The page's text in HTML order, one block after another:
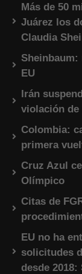
Más de 50
Juárez los
Claudia
EU
Irán
violación
Colombia:
primera
Cruz Azul
Olímpico
Citas de
EU no ha
solicitudes
desde 2018: